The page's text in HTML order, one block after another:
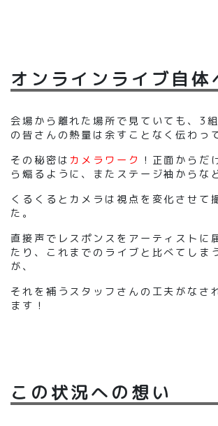
オンラインライブ自体
会場から離れた場所で見ていても、3
の皆さんの熱量は余すことなく伝わっ
その秘密は カメラワーク ！正面からだ
ら煽るように、またステージ袖からな
くるくるとカメラは視点を変化させて
た。
直接声でレスポンスをアーティストに
たり、これまでのライブと比べてしま
が、
それを補うスタッフさんの工夫がなさ
ます！
この状況への想い